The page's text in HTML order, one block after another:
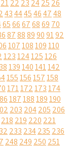
2122 23 2425 26
434445464748
6566676869 70
878889909192
107108109110
123124125126
139140141142
155156157158
171172173174
187188189190
203 204205 206
218 219 220 221
233 234235 236
248 249 250 251